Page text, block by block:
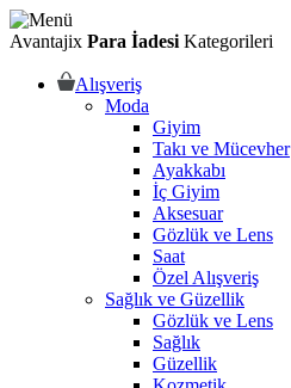
Avantajix Para İadesi Kategorileri
Alışveriş
Moda
Giyim
Takı ve Mücevher
Ayakkabı
İç Giyim
Aksesuar
Gözlük ve Lens
Saat
Özel Alışveriş
Sağlık ve Güzellik
Gözlük ve Lens
Sağlık
Güzellik